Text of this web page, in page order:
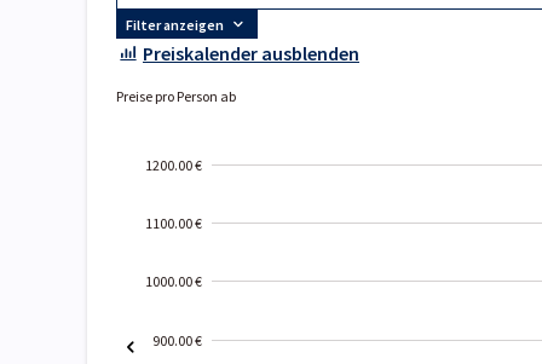
Filter anzeigen
Preiskalender ausblenden
Preise pro Person ab
1200.00 €
1100.00 €
1000.00 €
900.00 €